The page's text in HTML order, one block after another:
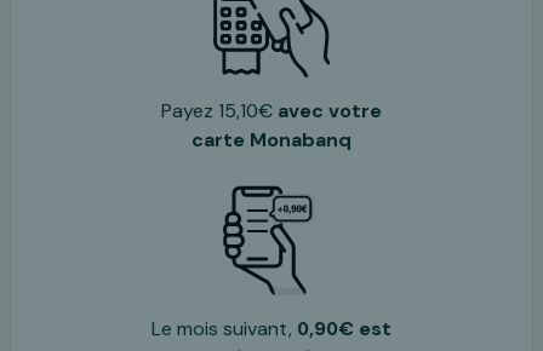
Payez 15,10€ avec votre
carte Monabanq
Le mois suivant, 0,90€ est